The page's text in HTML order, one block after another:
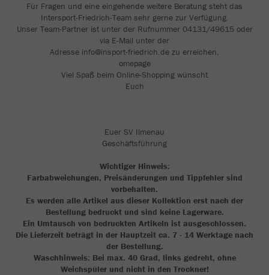
Für Fragen und eine eingehende weitere Beratung steht das
Intersport-Friedrich-Team sehr gerne zur Verfügung.
Unser Team-Partner ist unter der Rufnummer 04131/49615 oder
via E-Mail unter der
Adresse info@insport-friedrich.de zu erreichen.
omepage
Viel Spaß beim Online-Shopping wünscht
Euch
Euer SV Ilmenau
Geschäftsführung
Wichtiger Hinweis:
Farbabweichungen, Preisänderungen und Tippfehler sind
vorbehalten.
Es werden alle Artikel aus dieser Kollektion erst nach der
Bestellung bedruckt und sind keine Lagerware.
Ein Umtausch von bedruckten Artikeln ist ausgeschlossen.
Die Lieferzeit beträgt in der Hauptzeit ca. 7 - 14 Werktage nach
der Bestellung.
Waschhinweis: Bei max. 40 Grad, links gedreht, ohne
Weichspüler und nicht in den Trockner!